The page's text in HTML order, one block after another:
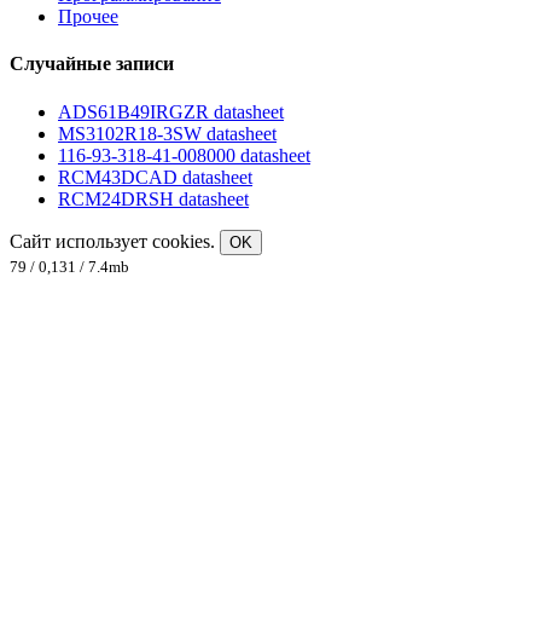
Прочее
Случайные записи
ADS61B49IRGZR datasheet
MS3102R18-3SW datasheet
116-93-318-41-008000 datasheet
RCM43DCAD datasheet
RCM24DRSH datasheet
Сайт использует cookies.
OK
79 / 0,131 / 7.4mb